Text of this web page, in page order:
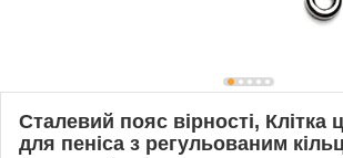
Сталевий пояс вірності, Клітка
для пеніса з регульованим